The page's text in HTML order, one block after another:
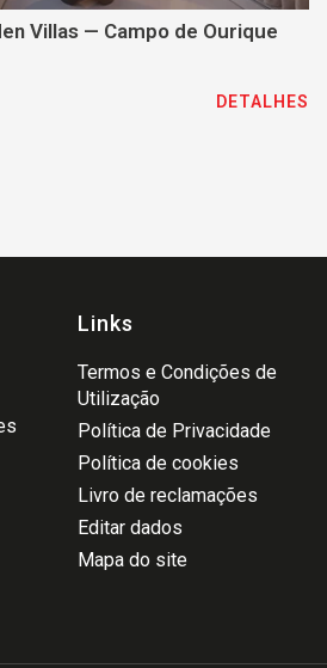
Villas — Campo de Ourique
DETALHES
Links
Termos e Condições de
Utilização
Política de Privacidade
Política de cookies
Livro de reclamações
Editar dados
Mapa do site